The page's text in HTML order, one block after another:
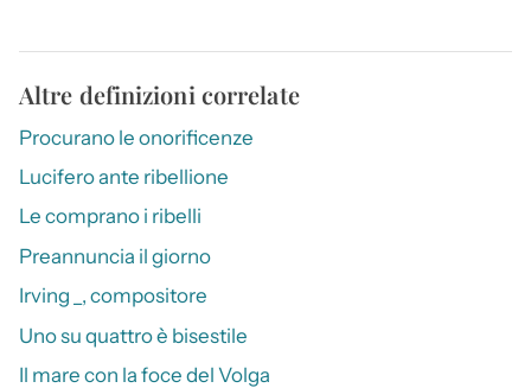
Altre definizioni correlate
Procurano le onorificenze
Lucifero ante ribellione
Le comprano i ribelli
Preannuncia il giorno
Irving _, compositore
Uno su quattro è bisestile
Il mare con la foce del Volga